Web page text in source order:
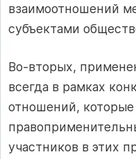
взаимоотношений
субъектами
Во-вторых,
всегда в рамках
отношений,
участников в этих